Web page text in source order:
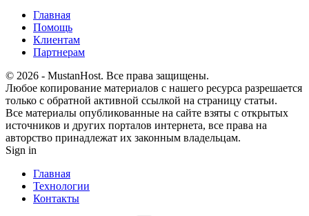
Главная
Помощь
Клиентам
Партнерам
© 2026 - MustanHost. Все права защищены.
Любое копирование материалов с нашего ресурса разрешается
только с обратной активной ссылкой на страницу статьи.
Все материалы опубликованные на сайте взяты с открытых
источников и других порталов интернета, все права на
авторство принадлежат их законным владельцам.
Sign in
Главная
Технологии
Контакты